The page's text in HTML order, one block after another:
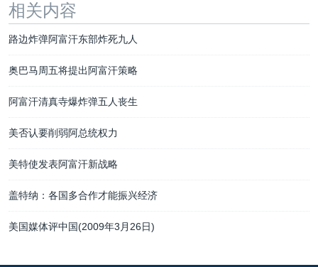
相关内容
路边炸弹阿富汗东部炸死九人
奥巴马周五将提出阿富汗策略
阿富汗清真寺爆炸弹五人丧生
美否认要削弱阿总统权力
美特使发表阿富汗新战略
盖特纳：各国多合作才能振兴经济
美国媒体评中国(2009年3月26日)